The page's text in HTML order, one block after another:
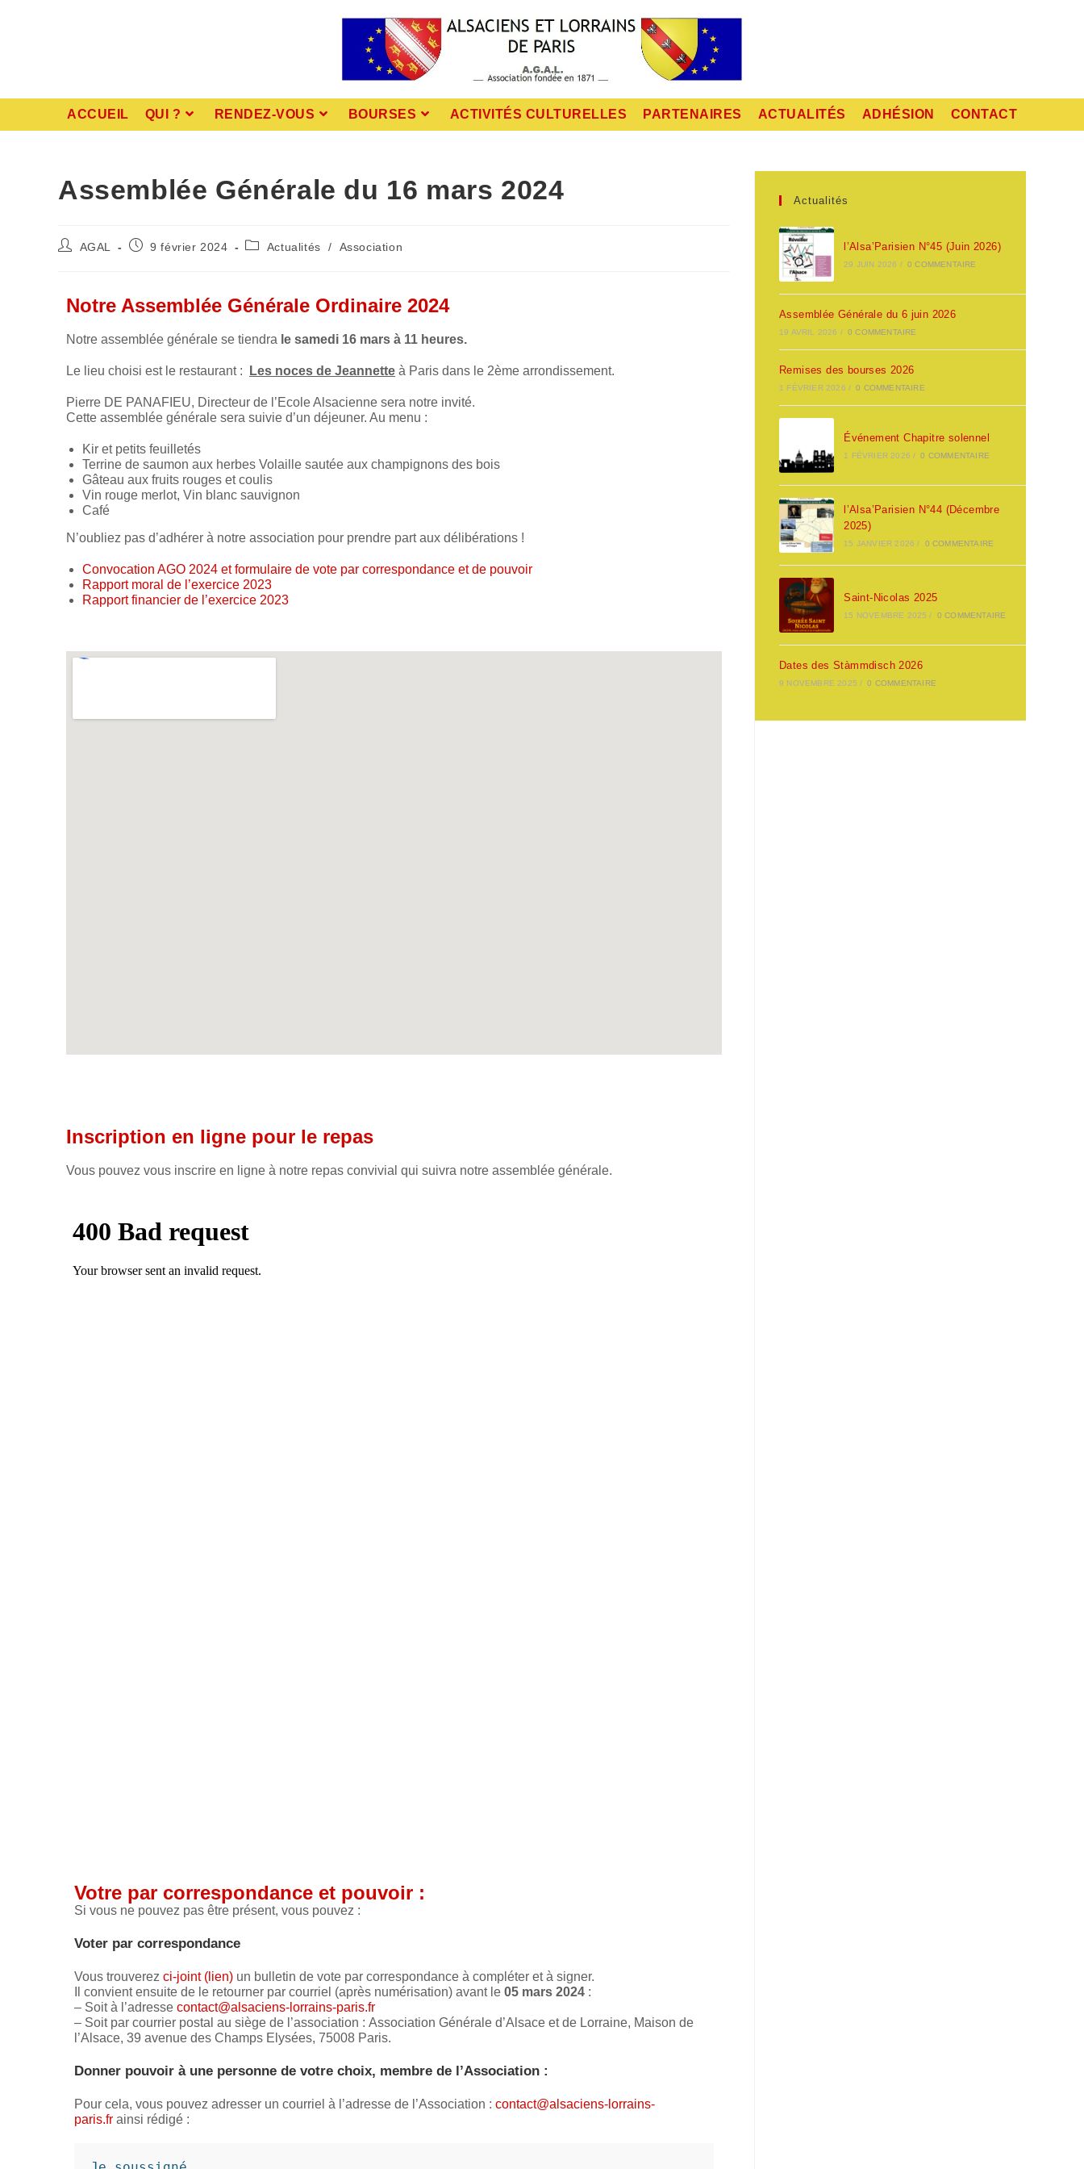
ACCUEIL QUI ? RENDEZ-VOUS BOURSES ACTIVITÉS CULTURELLES PARTENAIRES ACTUALITÉS ADHÉSION CONTACT
Assemblée Générale du 16 mars 2024
AGAL 9 février 2024 Actualités / Association
Notre Assemblée Générale Ordinaire 2024
Notre assemblée générale se tiendra le samedi 16 mars à 11 heures.
Le lieu choisi est le restaurant : Les noces de Jeannette à Paris dans le 2ème arrondissement.
Pierre DE PANAFIEU, Directeur de l’Ecole Alsacienne sera notre invité.
Cette assemblée générale sera suivie d’un déjeuner. Au menu :
Kir et petits feuilletés
Terrine de saumon aux herbes Volaille sautée aux champignons des bois
Gâteau aux fruits rouges et coulis
Vin rouge merlot, Vin blanc sauvignon
Café
N’oubliez pas d’adhérer à notre association pour prendre part aux délibérations !
Convocation AGO 2024 et formulaire de vote par correspondance et de pouvoir
Rapport moral de l’exercice 2023
Rapport financier de l’exercice 2023
Inscription en ligne pour le repas
Vous pouvez vous inscrire en ligne à notre repas convivial qui suivra notre assemblée générale.
Votre par correspondance et pouvoir :
Si vous ne pouvez pas être présent, vous pouvez :
Voter par correspondance
Vous trouverez ci-joint (lien) un bulletin de vote par correspondance à compléter et à signer.
Il convient ensuite de le retourner par courriel (après numérisation) avant le 05 mars 2024 :
– Soit à l’adresse contact@alsaciens-lorrains-paris.fr
– Soit par courrier postal au siège de l’association : Association Générale d’Alsace et de Lorraine, Maison de
l’Alsace, 39 avenue des Champs Elysées, 75008 Paris.
Donner pouvoir à une personne de votre choix, membre de l’Association :
Pour cela, vous pouvez adresser un courriel à l’adresse de l’Association : contact@alsaciens-lorrains-
paris.fr ainsi rédigé :
Actualités
l’Alsa’Parisien N°45 (Juin 2026)
29 JUIN 2026 / 0 COMMENTAIRE
Assemblée Générale du 6 juin 2026
19 AVRIL 2026 / 0 COMMENTAIRE
Remises des bourses 2026
1 FÉVRIER 2026 / 0 COMMENTAIRE
Événement Chapitre solennel
1 FÉVRIER 2026 / 0 COMMENTAIRE
l’Alsa’Parisien N°44 (Décembre
2025)
15 JANVIER 2026 / 0 COMMENTAIRE
Saint-Nicolas 2025
15 NOVEMBRE 2025 / 0 COMMENTAIRE
Dates des Stàmmdisch 2026
9 NOVEMBRE 2025 / 0 COMMENTAIRE